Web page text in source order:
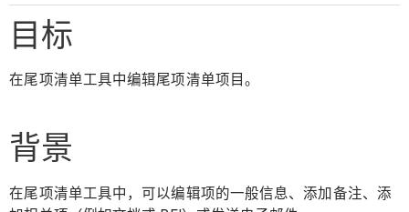
目标
在尾项清单工具中编辑尾项清单项目。
背景
在尾项清单工具中，可以编辑项的一般信息、添加备注、添